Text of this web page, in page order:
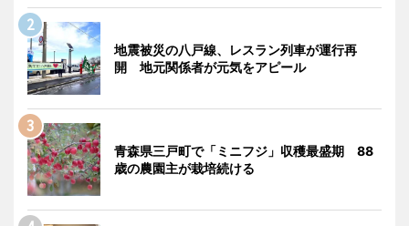
地震被災の八戸線、レスラン列車が運行再
開 地元関係者が元気をアピール
青森県三戸町で「ミニフジ」収穫最盛期 88
歳の農園主が栽培続ける